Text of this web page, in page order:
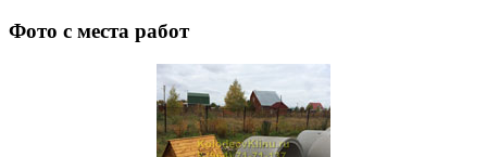
Фото с места работ